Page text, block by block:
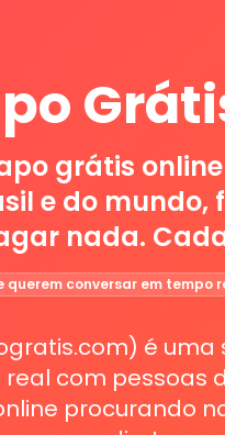
grátis
e do
nada.
querem conversar em tempo
é
com pessoas
procurando